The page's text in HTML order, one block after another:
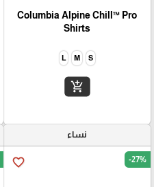
Columbia Alpine Chill™ Pro
Shirts
S
M
L
add_shopping_cart
نساء
favorite_border -27%